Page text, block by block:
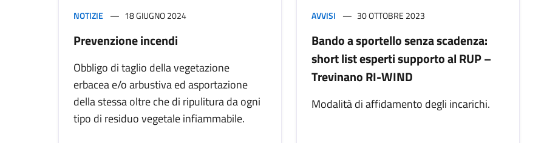
NOTIZIE 18 GIUGNO 2024
Prevenzione incendi
Obbligo di taglio della vegetazione
erbacea e/o arbustiva ed asportazione
della stessa oltre che di ripulitura da ogni
tipo di residuo vegetale infiammabile.
AVVISI 30 OTTOBRE 2023
Bando a sportello senza scadenza:
short list esperti supporto al RUP –
Trevinano RI-WIND
Modalità di affidamento degli incarichi.